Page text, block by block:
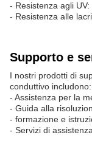
- Resistenza agli
- Resistenza alle
Supporto e
I nostri prodotti di
conduttivo includono:
- Assistenza per la
- Guida alla
- formazione e
- Servizi di